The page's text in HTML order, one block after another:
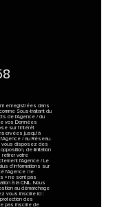
enregistrées dans
Sous-traitant du
de l'Agence / du
vos Données
sur l'intérêt
jusqu'à
/ au Réseau.
vous disposez des
de limitation
retirer votre
l’Agence / Le
d’informations sur
l'Agence / le
» ne sont pas
à la CNIL. Nous
au démarchage
vous inscrire ici :
des
pas inscrire de